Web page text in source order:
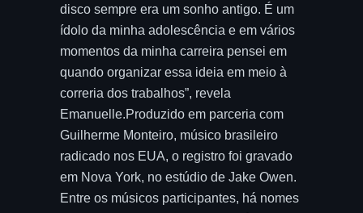
disco sempre era um sonho antigo. É um
ídolo da minha adolescência e em vários
momentos da minha carreira pensei em
quando organizar essa ideia em meio à
correria dos trabalhos”, revela
Emanuelle.Produzido em parceria com
Guilherme Monteiro, músico brasileiro
radicado nos EUA, o registro foi gravado
em Nova York, no estúdio de Jake Owen.
Entre os músicos participantes, há nomes